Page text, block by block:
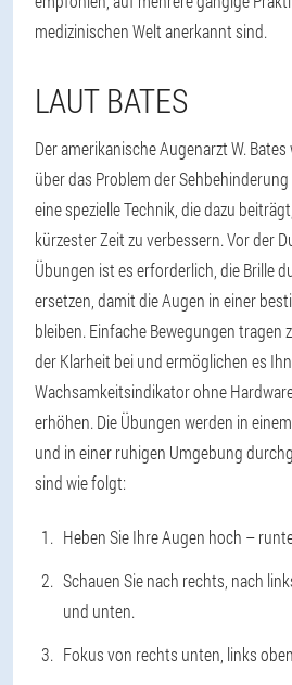
medizinischen Welt anerkannt sind.
LAUT BATES
Der amerikanische Augenarzt W.
über das Problem der
eine spezielle Technik, die dazu
kürzester Zeit zu verbessern. Vor der
Übungen ist es erforderlich, die Brille
ersetzen, damit die Augen in einer
bleiben. Einfache Bewegungen tragen
der Klarheit bei und ermöglichen es
Wachsamkeitsindikator ohne
erhöhen. Die Übungen werden in
und in einer ruhigen Umgebung
sind wie folgt:
Heben Sie Ihre Augen hoch –
Schauen Sie nach rechts, nach
und unten.
Fokus von rechts unten, links